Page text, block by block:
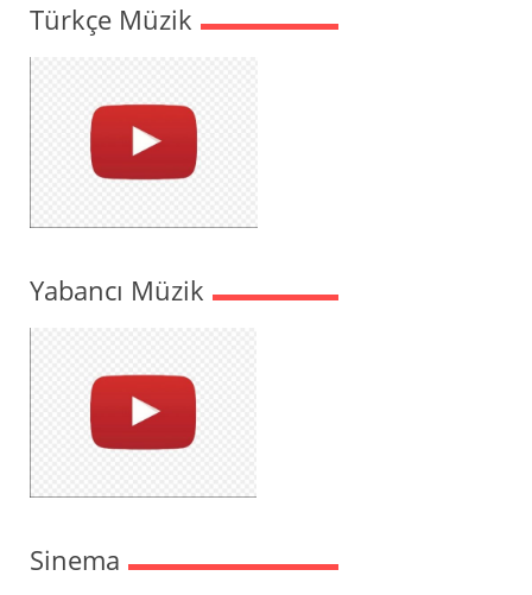
Türkçe Müzik
Yabancı Müzik
Sinema